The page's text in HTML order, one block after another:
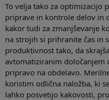
To velja tako za optimizacijo
priprave in kontrole delov in
kakor tudi za zmanjševanje
na strojih si prihranite čas in
produktivnost tako, da
avtomatiziranim
pripravo na obdelavo.
koristim odlična naložba, ki
lahko posvetijo kakovosti,